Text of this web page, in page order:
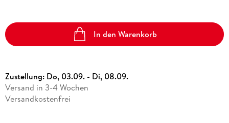
In den Warenkorb
Zustellung: Do, 03.09. - Di, 08.09.
Versand in 3-4 Wochen
Versandkostenfrei